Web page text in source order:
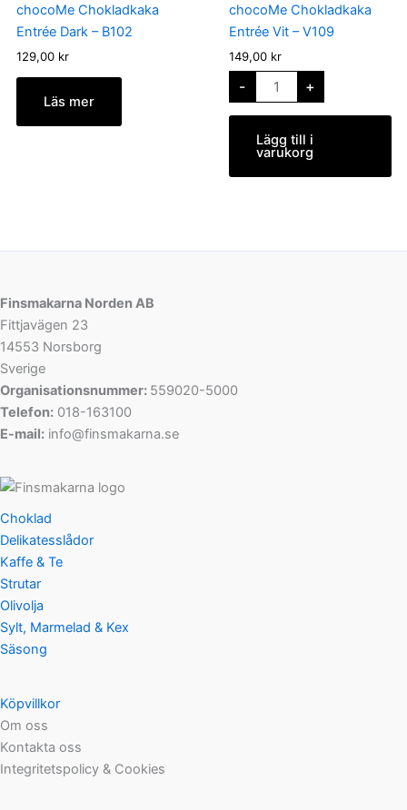
chocoMe Chokladkaka
Entrée Dark – B102
129,00 kr
Läs mer
chocoMe Chokladkaka
Entrée Vit – V109
149,00 kr
-
V109
mängd
+
Lägg till i
varukorg
Finsmakarna Norden AB
Fittjavägen 23
14553 Norsborg
Sverige
Organisationsnummer: 559020-5000
Telefon: 018-163100
E-mail: info@finsmakarna.se
Choklad
Delikatesslådor
Kaffe & Te
Strutar
Olivolja
Sylt, Marmelad & Kex
Säsong
Köpvillkor
Om oss
Kontakta oss
Integritetspolicy & Cookies